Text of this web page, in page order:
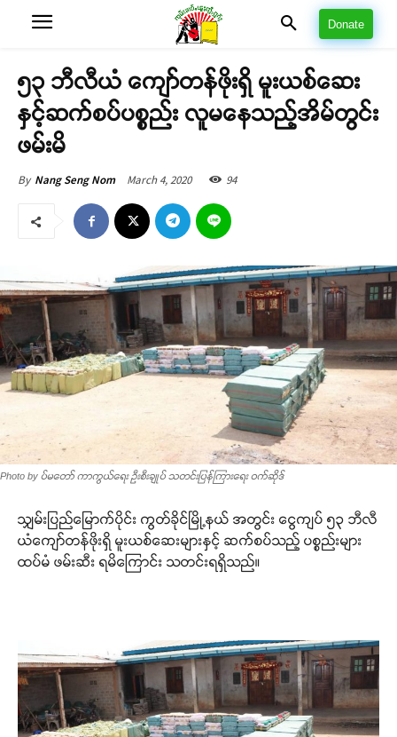
Donate
၅၃ ဘီလီယံ ကျော်တန်ဖိုးရှိ မူးယစ်ဆေး
နှင့်ဆက်စပ်ပစ္စည်း လူမနေသည့်အိမ်တွင်း
ဖမ်းမိ
By Nang Seng Nom March 4, 2020 94
Photo by ပ်မတော် ကာကွယ်ရေး ဦးစီးချုပ် သတင်းပြန်ကြားရေး ဝက်ဆိုဒ်
သျှမ်းပြည်မြောက်ပိုင်း ကွတ်ခိုင်မြို့နယ် အတွင်း ငွေကျပ် ၅၃ ဘီလီ
ယံကျော်တန်ဖိုးရှိ မူးယစ်ဆေးများနှင့် ဆက်စပ်သည့် ပစ္စည်းများ
ထပ်မံ ဖမ်းဆီး ရမိကြောင်း သတင်းရရှိသည်။